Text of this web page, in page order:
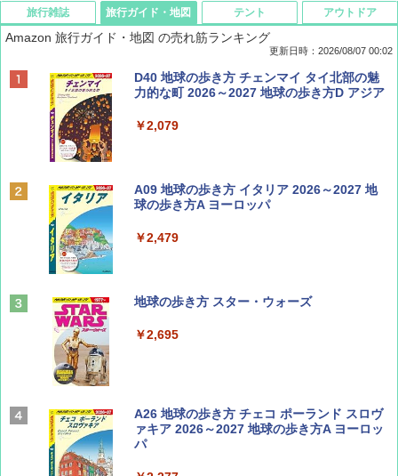
旅行雑誌
ディズニーファン ２０２６年 ９月号 [雑
誌] (ＤＩＳＮＥＹ ＦＡＮ)
￥713
BE-PAL(ビ-パル) 2026年 9 月号【特別付録:
SOTO ミニマル"旅"財布 ランダム2種】
￥1,500
山と溪谷 2026年8月号「南アルプス大全」
￥1,540
Coyote No.89 特集 星野道夫 夢見る旅
￥1,540
旅行ガイド・地図
Amazon 旅行ガイド・地図 の売れ筋ランキング
更新日時：2026/08/07 00:02
D40 地球の歩き方 チェンマイ タイ北部の魅
力的な町 2026～2027 地球の歩き方D アジア
￥2,079
A09 地球の歩き方 イタリア 2026～2027 地
球の歩き方A ヨーロッパ
￥2,479
地球の歩き方 スター・ウォーズ
￥2,695
A26 地球の歩き方 チェコ ポーランド スロヴ
ァキア 2026～2027 地球の歩き方A ヨーロッ
パ
テント アウトドア